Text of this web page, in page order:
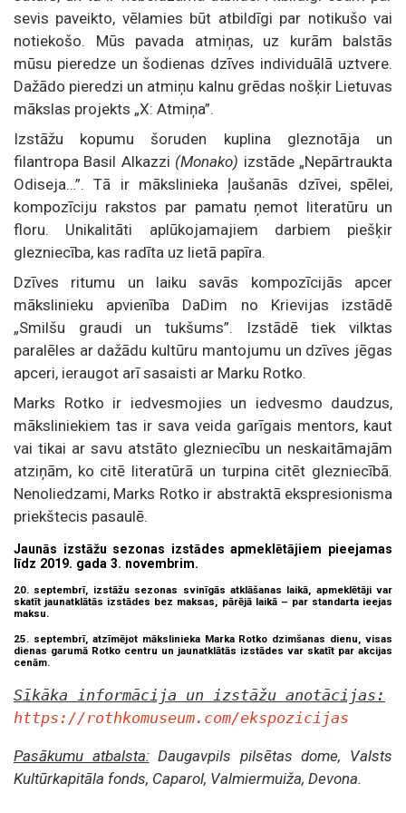
sevis paveikto, vēlamies būt atbildīgi par notikušo vai
notiekošo. Mūs pavada atmiņas, uz kurām balstās
mūsu pieredze un šodienas dzīves individuālā uztvere.
Dažādo pieredzi un atmiņu kalnu grēdas nošķir Lietuvas
mākslas projekts „X: Atmiņa”.
Izstāžu kopumu šoruden kuplina gleznotāja un
filantropa Basil Alkazzi (Monako) izstāde „Nepārtraukta
Odiseja…”. Tā ir mākslinieka ļaušanās dzīvei, spēlei,
kompozīciju rakstos par pamatu ņemot literatūru un
floru. Unikalitāti aplūkojamajiem darbiem piešķir
glezniecība, kas radīta uz lietā papīra.
Dzīves ritumu un laiku savās kompozīcijās apcer
mākslinieku apvienība DaDim no Krievijas izstādē
„Smilšu graudi un tukšums”. Izstādē tiek vilktas
paralēles ar dažādu kultūru mantojumu un dzīves jēgas
apceri, ieraugot arī sasaisti ar Marku Rotko.
Marks Rotko ir iedvesmojies un iedvesmo daudzus,
māksliniekiem tas ir sava veida garīgais mentors, kaut
vai tikai ar savu atstāto glezniecību un neskaitāmajām
atziņām, ko citē literatūrā un turpina citēt glezniecībā.
Nenoliedzami, Marks Rotko ir abstraktā ekspresionisma
priekštecis pasaulē.
Jaunās izstāžu sezonas izstādes apmeklētājiem pieejamas
līdz 2019. gada 3. novembrim.
20. septembrī, izstāžu sezonas svinīgās atklāšanas laikā, apmeklētāji var
skatīt jaunatklātās izstādes bez maksas, pārējā laikā – par standarta ieejas
maksu.
25. septembrī, atzīmējot mākslinieka Marka Rotko dzimšanas dienu, visas
dienas garumā Rotko centru un jaunatklātās izstādes var skatīt par akcijas
cenām.
Sīkāka informācija un izstāžu anotācijas:
https://rothkomuseum.com/ekspozicijas
Pasākumu atbalsta:Daugavpils pilsētas dome, Valsts
Kultūrkapitāla fonds, Caparol, Valmiermuiža, Devona.